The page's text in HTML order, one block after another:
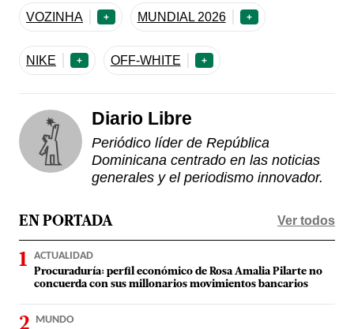
VOZINHA
+ MUNDIAL 2026 +
NIKE + OFF-WHITE +
Diario Libre
Periódico líder de República
Dominicana centrado en las noticias
generales y el periodismo innovador.
EN PORTADA Ver todos
ACTUALIDAD
Procuraduría: perfil económico de Rosa Amalia Pilarte no
concuerda con sus millonarios movimientos bancarios
MUNDO